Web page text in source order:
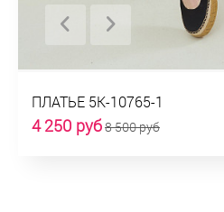
ПЛАТЬЕ 5К-10765-1
4 250 руб8 500 руб